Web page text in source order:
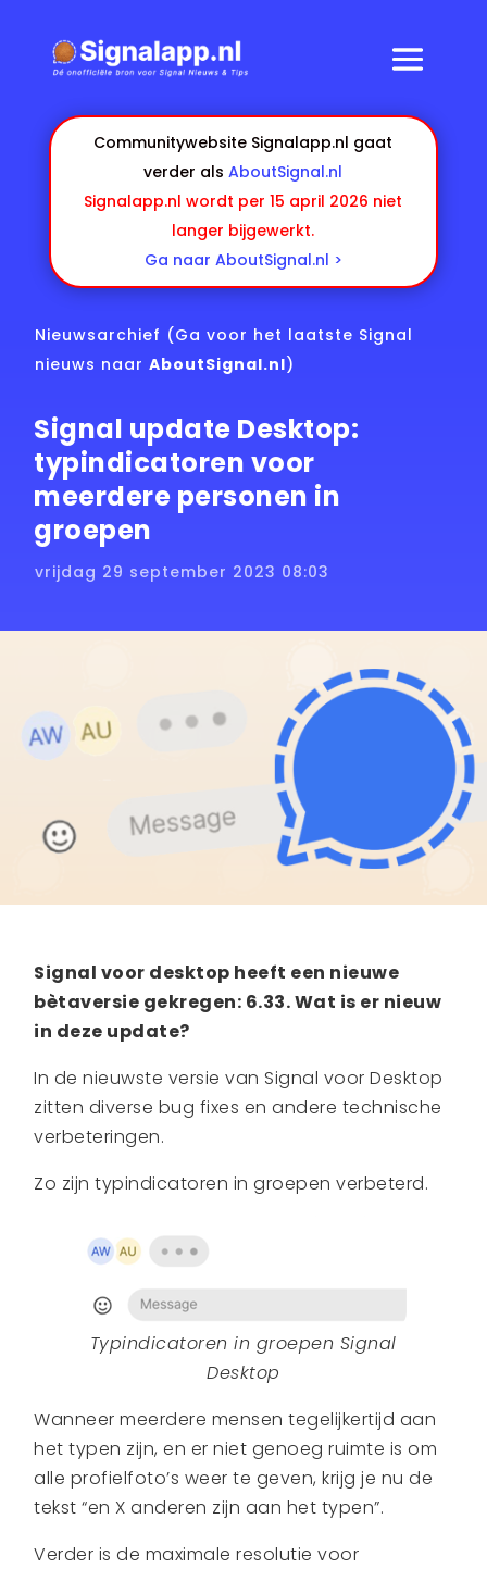
Communitywebsite Signalapp.nl gaat
verder alsAboutSignal.nl
Signalapp.nl wordt per 15 april 2026 niet
langer bijgewerkt.
Ga naar AboutSignal.nl >
Nieuwsarchief (Ga voor het laatste Signal
nieuws naarAboutSignal.nl)
Signal update Desktop:
typindicatoren voor
meerdere personen in
groepen
vrijdag 29 september 2023 08:03
Signal voor desktop heeft een nieuwe
bètaversie gekregen: 6.33. Wat is er nieuw
in deze update?
In de nieuwste versie van Signal voor Desktop
zitten diverse bug fixes en andere technische
verbeteringen.
Zo zijn typindicatoren in groepen verbeterd.
Typindicatoren in groepen Signal
Desktop
Wanneer meerdere mensen tegelijkertijd aan
het typen zijn, en er niet genoeg ruimte is om
alle profielfoto’s weer te geven, krijg je nu de
tekst “en X anderen zijn aan het typen”.
Verder is de maximale resolutie voor